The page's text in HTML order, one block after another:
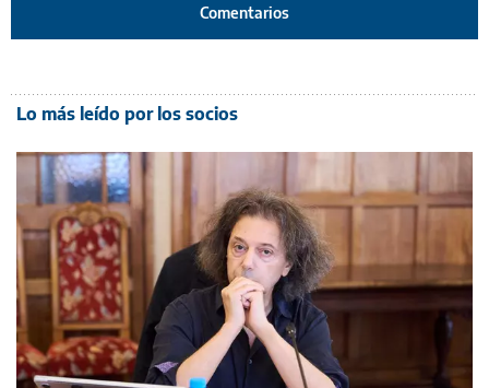
Comentarios
Lo más leído por los socios